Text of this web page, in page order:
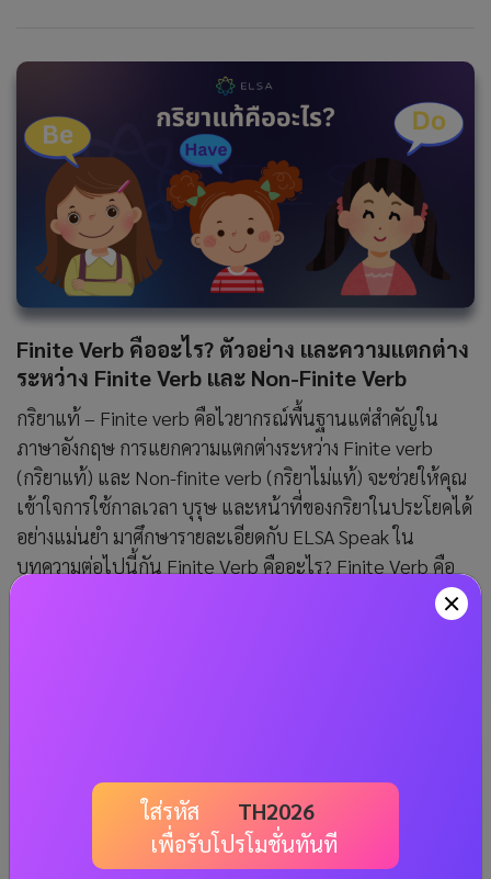
Finite Verb คืออะไร? ตัวอย่าง และความแตกต่าง
ระหว่าง Finite Verb และ Non-Finite Verb
กริยาแท้ – Finite verb คือไวยากรณ์พื้นฐานแต่สำคัญใน
ภาษาอังกฤษ การแยกความแตกต่างระหว่าง Finite verb
(กริยาแท้) และ Non-finite verb (กริยาไม่แท้) จะช่วยให้คุณ
เข้าใจการใช้กาลเวลา บุรุษ และหน้าที่ของกริยาในประโยคได้
อย่างแม่นยำ มาศึกษารายละเอียดกับ ELSA Speak ใน
บทความต่อไปนี้กัน Finite Verb คืออะไร? Finite Verb คือ
กริยาที่มีประธาน ผันตามกาล และต้องมีความสอดคล้องกัน
ใส่รหัส
TH2026
เพื่อรับโปรโมชั่นทันที